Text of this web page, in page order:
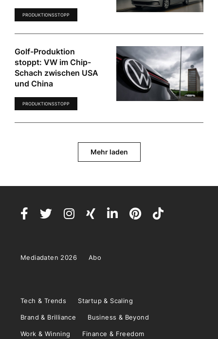
PRODUKTIONSSTOPP
Golf-Produktion
stoppt: VW im Chip-
Schach zwischen USA
und China
PRODUKTIONSSTOPP
Mehr laden
Mediadaten 2026 Abo
Tech & Trends Startup & Scaling
Brand & Brilliance Business & Beyond
Work & Winning Finance & Freedom